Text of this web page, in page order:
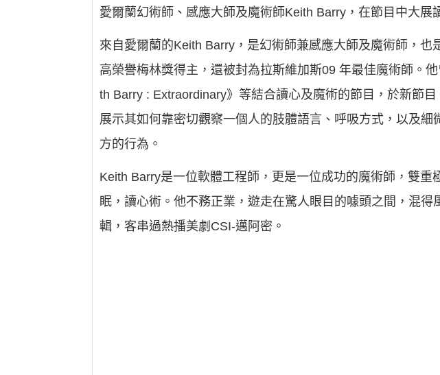
愛爾蘭幻術師、感應大師及魔術師Keith Barry，在節目中大
來自愛爾蘭的Keith Barry，是幻術師兼感應大師及魔術師，
高榮譽梅林獎得主，還被封為拉斯維加斯09 年最佳魔術師。
th Barry : Extraordinary》等結合讀心及魔術的節目，於新節
展示其如何靠密切觀察一個人的肢體語言、呼吸方式，以及
方的行為。
Keith Barry是一位軟體工程師，更是一位成功的魔術師，雙
眠，讀心術。他不務正業，遊走在驚人眼目的噱頭之間，混
輯，客串過熱播美劇CSI-邁阿密。